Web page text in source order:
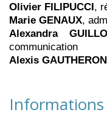
Olivier FILIPUCCI,
Marie GENAUX,
Alexandra
communication
Alexis GAUTHERON